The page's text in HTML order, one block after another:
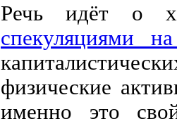
Речь идёт о
спекуляциями
физические
именно это